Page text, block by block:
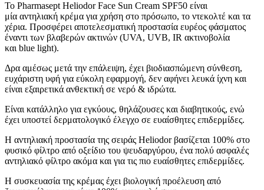
Το Pharmasept Heliodor Face Sun Cream SPF50 είναι
μία αντηλιακή κρέμα για χρήση στο πρόσωπο, το ντεκολτέ και τα
χέρια. Προσφέρει αποτελεσματική προστασία ευρέος φάσματος
έναντι των βλαβερών ακτινών (UVA, UVB, IR ακτινοβολία
και blue light).
Δρα αμέσως μετά την επάλειψη, έχει βιοδιασπώμενη σύνθεση,
ευχάριστη υφή για εύκολη εφαρμογή, δεν αφήνει λευκά ίχνη και
είναι εξαιρετικά ανθεκτική σε νερό & ιδρώτα.
Είναι κατάλληλο για εγκύους, θηλάζουσες και διαβητικούς, ενώ
έχει υποστεί δερματολογικό έλεγχο σε ευαίσθητες επιδερμίδες.
Η αντηλιακή προστασία της σειράς Heliodor βασίζεται 100% στο
φυσικό φίλτρο από οξείδιο του ψευδαργύρου, ένα πολύ ασφαλές
αντηλιακό φίλτρο ακόμα και για τις πιο ευαίσθητες επιδερμίδες.
Η συσκευασία της κρέμας έχει βιολογική προέλευση από